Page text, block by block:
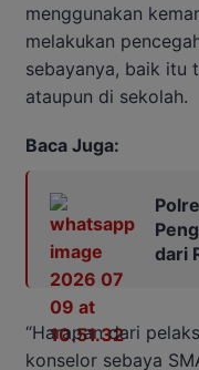
menggunakan
melakukan
sebayanya, baik itu
ataupun di sekolah.
Baca Juga:
dari
“Harapan dari
konselor sebaya